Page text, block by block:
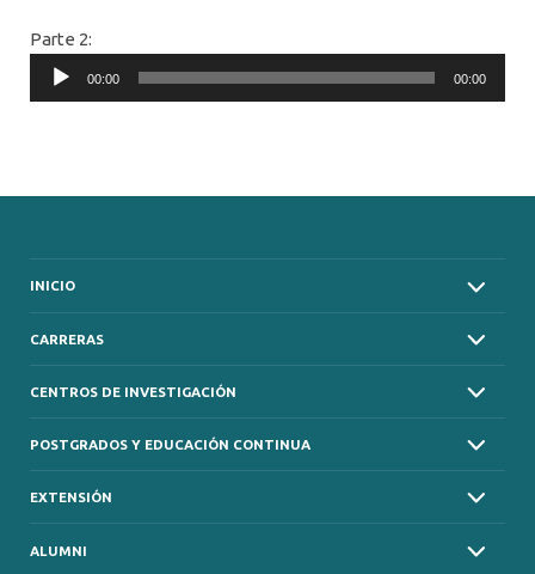
Parte 2:
Audio
Player
00:00 00:00
INICIO
CARRERAS
CENTROS DE INVESTIGACIÓN
POSTGRADOS Y EDUCACIÓN CONTINUA
EXTENSIÓN
ALUMNI